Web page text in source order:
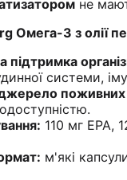
не
Омега-3 з олії
підтримка
системи,
поживних
110 мг EPA,
м'які